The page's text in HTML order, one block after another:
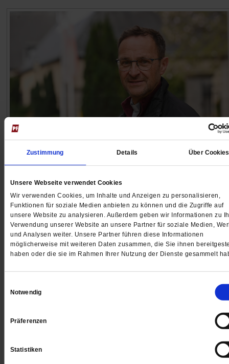
Zustimmung Details Über Cookies
Unsere Webseite verwendet Cookies
Wir verwenden Cookies, um Inhalte und Anzeigen zu personalisieren,
Funktionen für soziale Medien anbieten zu können und die Zugriffe auf
unsere Website zu analysieren. Außerdem geben wir Informationen zu
Verwendung unserer Website an unsere Partner für soziale Medien,
und Analysen weiter. Unsere Partner führen diese Informationen
möglicherweise mit weiteren Daten zusammen, die Sie ihnen
haben oder die sie im Rahmen Ihrer Nutzung der Dienste gesammelt
Notwendig
Präferenzen
Statistiken
»Die Flut ist immer noch Gegenwart«
Als das Hochwasser durchs Ahrtal schoss, war Pfarrer
Jörg Meyrer mittendrin. Wie geht es ihm fünf Jahre
der Katastrophe? /mehr
vonMatthias Drobinski